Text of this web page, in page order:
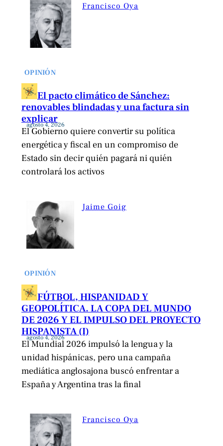
Francisco Oya
OPINIÓN
El pacto climático de Sánchez:
renovables blindadas y una factura sin
explicar
agosto 4, 2026
El Gobierno quiere convertir su política
energética y fiscal en un compromiso de
Estado sin decir quién pagará ni quién
controlará los activos
Jaime Goig
OPINIÓN
FÚTBOL, HISPANIDAD Y
GEOPOLÍTICA. LA COPA DEL MUNDO
DE 2026 Y EL IMPULSO DEL PROYECTO
HISPANISTA (I)
agosto 4, 2026
El Mundial 2026 impulsó la lengua y la
unidad hispánicas, pero una campaña
mediática anglosajona buscó enfrentar a
España y Argentina tras la final
Francisco Oya